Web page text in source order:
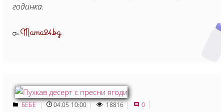
годинка.
ОтMama24.bg
БЕБЕ 04.05 10:00 18816 0